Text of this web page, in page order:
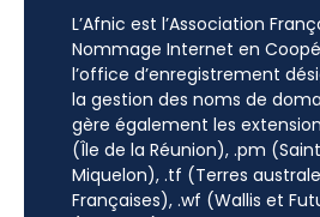
L’Afnic est l’Association
Nommage Internet en
l’office d’enregistrement
la gestion des noms de
gère également les
(Île de la Réunion), .pm
Miquelon), .tf (Terres
Françaises), .wf (Wallis et